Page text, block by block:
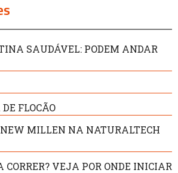
SAUDÁVEL: PODEM ANDAR
FLOCÃO
MILLEN NA NATURALTECH
CORRER? VEJA POR ONDE INICIAR